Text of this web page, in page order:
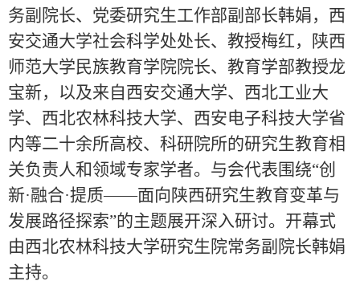
务副院长、党委研究生工作部副部长韩娟，西
安交通大学社会科学处处长、教授梅红，陕西
师范大学民族教育学院院长、教育学部教授龙
宝新，以及来自西安交通大学、西北工业大
学、西北农林科技大学、西安电子科技大学省
内等二十余所高校、科研院所的研究生教育相
关负责人和领域专家学者。与会代表围绕“创
新·融合·提质——面向陕西研究生教育变革与
发展路径探索”的主题展开深入研讨。开幕式
由西北农林科技大学研究生院常务副院长韩娟
主持。